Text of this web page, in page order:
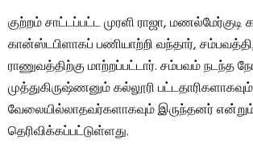
குற்றம் சாட்டப்பட்ட முரளி ராஜா,
கான்ஸ்டபிளாகப் பணியாற்றி வந்தார்,
ராணுவத்திற்கு மாற்றப்பட்டார். சம்பவம் நடந்த
முத்துகிருஷ்ணனும் கல்லூரி பட்டதாரிகளாகவும்
வேலையில்லாதவர்களாகவும் இருந்தனர்
தெரிவிக்கப்பட்டுள்ளது.